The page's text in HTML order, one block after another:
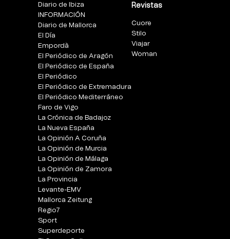
Diario de Ibiza
INFORMACIÓN
Diario de Mallorca
El Día
Empordà
El Periódico de Aragón
El Periódico de España
El Periódico
El Periódico de Extremadura
El Periódico Mediterráneo
Faro de Vigo
La Crónica de Badajoz
La Nueva España
La Opinión A Coruña
La Opinión de Murcia
La Opinión de Málaga
La Opinión de Zamora
La Provincia
Levante-EMV
Mallorca Zeitung
Regio7
Sport
Superdeporte
Revistas
Cuore
Stilo
Viajar
Woman